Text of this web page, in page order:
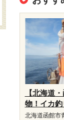
【北海道
物！イカ
北海道函館市